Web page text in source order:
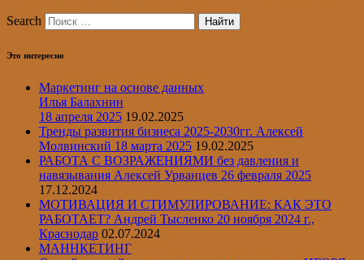
Search
Это интересно
Маркетинг на основе данных
Илья Балахнин
18 апреля 2025 19.02.2025
Тренды развития бизнеса 2025-2030гг. Алексей
Молвинский 18 марта 2025 19.02.2025
РАБОТА С ВОЗРАЖЕНИЯМИ без давления и
навязывания Алексей Урванцев 26 февраля 2025
17.12.2024
МОТИВАЦИЯ И СТИМУЛИРОВАНИЕ: КАК ЭТО
РАБОТАЕТ? Андрей Тысленко 20 ноября 2024 г.,
Краснодар 02.07.2024
МАННКЕТИНГ